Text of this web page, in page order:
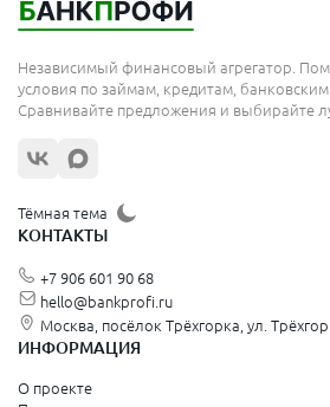
Независимый финансовый агрегатор.
условия по займам, кредитам,
Сравнивайте предложения и выбирайте
Тёмная тема
КОНТАКТЫ
+7 906 601 90 68
hello@bankprofi.ru
Москва, посёлок Трёхгорка, ул.
ИНФОРМАЦИЯ
О проекте